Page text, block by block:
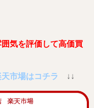
気を評価して高価買
市場はコチラ ↓↓